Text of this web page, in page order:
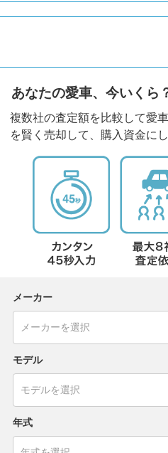
あなたの愛車、今いくら
複数社の査定額を比較して愛
を賢く売却して、購入資金に
メーカー
モデル
年式